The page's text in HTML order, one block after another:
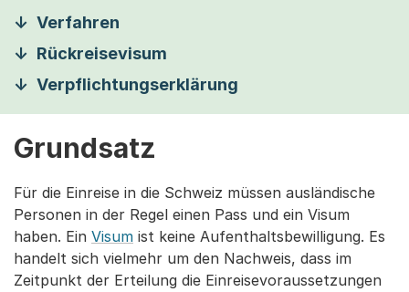
Verfahren
Rückreisevisum
Verpflichtungserklärung
Grundsatz
Für die Einreise in die Schweiz müssen ausländische
Personen in der Regel einen Pass und ein Visum
haben. Ein Visum ist keine Aufenthaltsbewilligung. Es
handelt sich vielmehr um den Nachweis, dass im
Zeitpunkt der Erteilung die Einreisevoraussetzungen